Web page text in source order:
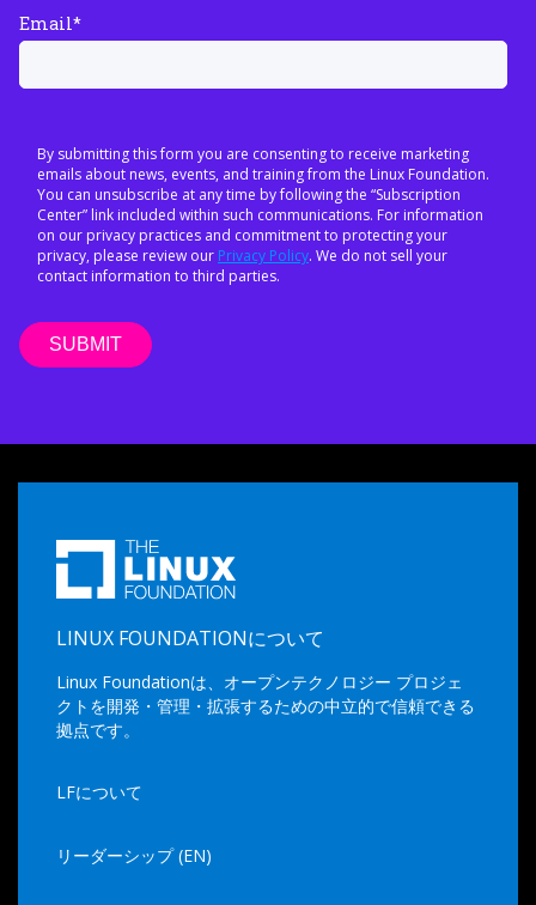
Email*
By submitting this form you are consenting to receive marketing
emails about news, events, and training from the Linux Foundation.
You can unsubscribe at any time by following the “Subscription
Center” link included within such communications. For information
on our privacy practices and commitment to protecting your
privacy, please review our Privacy Policy. We do not sell your
contact information to third parties.
LINUX FOUNDATIONについて
Linux Foundationは、オープンテクノロジー プロジェ
クトを開発・管理・拡張するための中立的で信頼できる
拠点です。
LFについて
リーダーシップ (EN)